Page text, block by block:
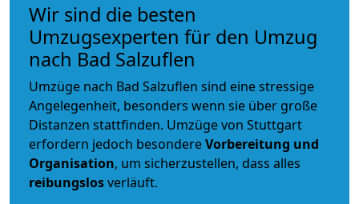
Wir sind die besten
Umzugsexperten für den Umzug
nach Bad Salzuflen
Umzüge nach Bad Salzuflen sind eine stressige
Angelegenheit, besonders wenn sie über große
Distanzen stattfinden. Umzüge von Stuttgart
erfordern jedoch besondereVorbereitung und
Organisation, um sicherzustellen, dass alles
reibungslosverläuft.